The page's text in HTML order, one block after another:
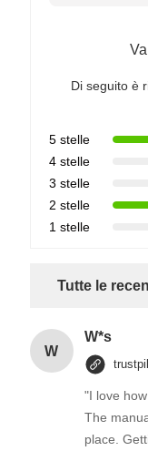
Di seguito è
5 stelle
4 stelle
3 stelle
2 stelle
1 stelle
Tutte le
W
W*s
"I love
The
place.